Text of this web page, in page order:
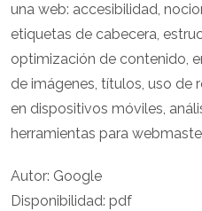
una web: accesibilidad,
etiquetas de cabecera,
optimización de contenido,
de imágenes, títulos, uso de
en dispositivos móviles,
herramientas para
Autor: Google
Disponibilidad: pdf